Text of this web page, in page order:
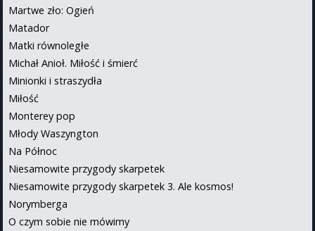
Martwe zło: Ogień
Matador
Matki równoległe
Michał Anioł. Miłość i śmierć
Minionki i straszydła
Miłość
Monterey pop
Młody Waszyngton
Na Północ
Niesamowite przygody skarpetek
Niesamowite przygody skarpetek 3. Ale kosmos!
Norymberga
O czym sobie nie mówimy